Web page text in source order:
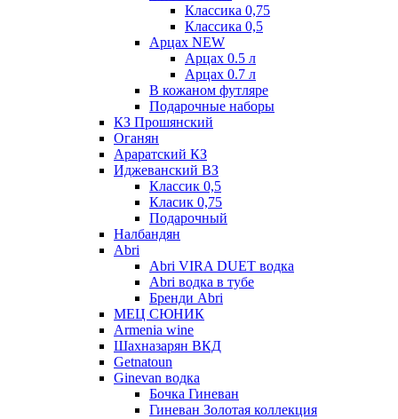
Классика 0,75
Классика 0,5
Арцах NEW
Арцах 0.5 л
Арцах 0.7 л
В кожаном футляре
Подарочные наборы
КЗ Прошянский
Оганян
Араратский КЗ
Иджеванский ВЗ
Классик 0,5
Класик 0,75
Подарочный
Налбандян
Abri
Abri VIRA DUET водка
Abri водка в тубе
Бренди Abri
МЕЦ СЮНИК
Armenia wine
Шахназарян ВКД
Getnatoun
Ginevan водка
Бочка Гиневан
Гиневан Золотая коллекция